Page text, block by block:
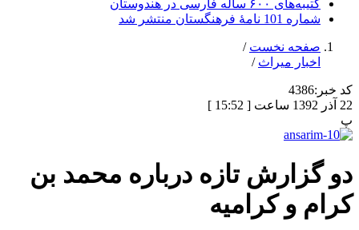
کتیبه‌های ۶۰۰ ساله فارسی در هندوستان
شماره 101 نامۀ فرهنگستان منتشر شد
صفحه نخست /
اخبار میراث /
کد خبر:4386
22 آذر 1392 ساعت [ 15:52 ]
پ
دو گزارش تازه درباره محمد بن
کرام و کرامیه